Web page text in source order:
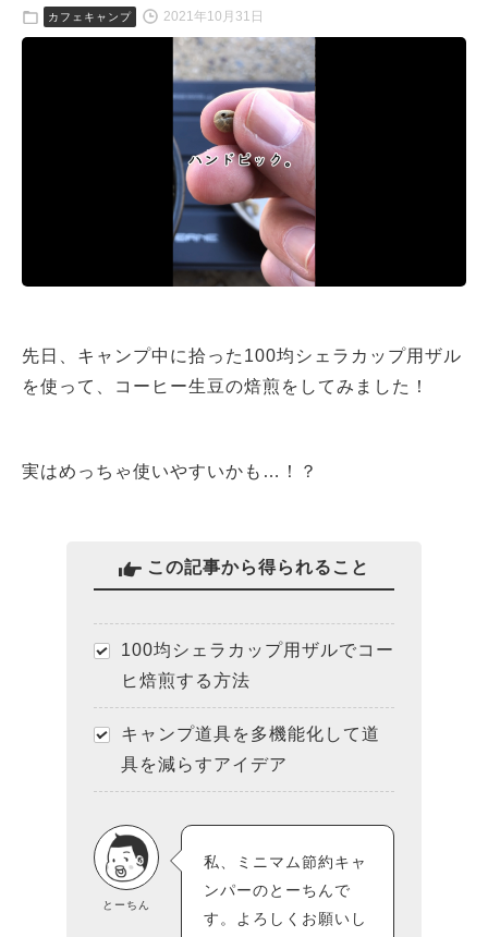
カフェキャンプ 2021年10月31日
先日、キャンプ中に拾った100均シェラカップ用ザル
を使って、コーヒー生豆の焙煎をしてみました！
実はめっちゃ使いやすいかも…！？
この記事から得られること
100均シェラカップ用ザルでコー
ヒ焙煎する方法
キャンプ道具を多機能化して道
具を減らすアイデア
とーちん
私、ミニマム節約キャ
ンパーのとーちんで
す。よろしくお願いし